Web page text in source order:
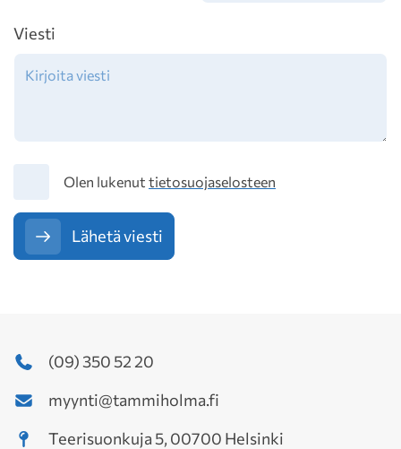
Viesti
TietosuojaOlen lukenut tietosuojaselosteen
Lähetä viesti
(09) 350 52 20
myynti@tammiholma.fi
Teerisuonkuja 5, 00700 Helsinki